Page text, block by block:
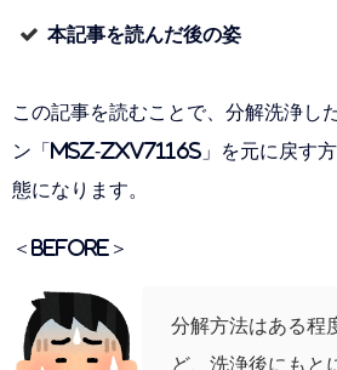
本記事を読んだ後の姿
この記事を読むことで、分解洗浄し
ン「MSZ-ZXV7116S」を元に戻す
態になります。
＜BEFORE＞
分解方法はある程
ど、洗浄後にもと